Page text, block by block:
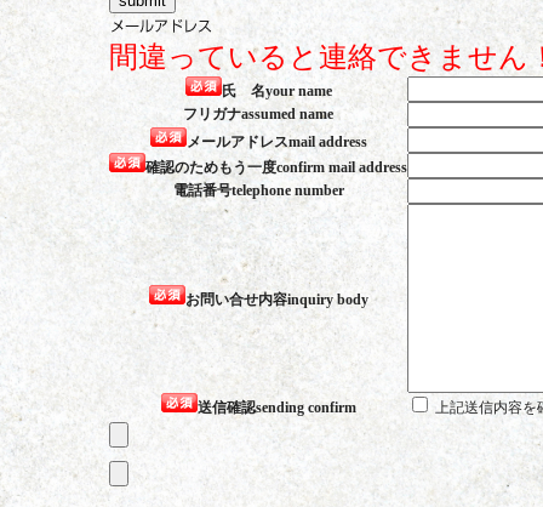
の定める場合を除き、個人
利用目的の範囲内において
３．当店は、利用目的の達
つ最新の内容に保つよう努
４．当店は、個人情報につ
の発生を防止するため、従
セス対策等の安全管理措置
５．当店は、次の場合を除
ん。
・お客様の同意を得ている
・法令及び主務官庁等の要
・予め当店と秘密保持契約
上、必要な限度において
間違っていると連絡できません
氏 名your name
フリガナassumed name
メールアドレスmail address
確認のためもう一度confirm mail address
電話番号telephone number
お問い合せ内容inquiry body
送信確認sending confirm 上記送信内容を